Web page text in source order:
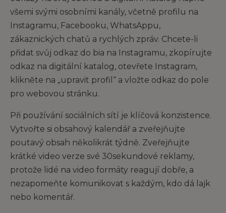
všemi svými osobními kanály, včetně profilu na
Instagramu, Facebooku, WhatsAppu,
zákaznických chatů a rychlých zpráv. Chcete-li
přidat svůj odkaz do bia na Instagramu, zkopírujte
odkaz na digitální katalog, otevřete Instagram,
klikněte na „upravit profil“ a vložte odkaz do pole
pro webovou stránku.
Při používání sociálních sítí je klíčová konzistence.
Vytvořte si obsahový kalendář a zveřejňujte
poutavý obsah několikrát týdně. Zveřejňujte
krátké video verze své 30sekundové reklamy,
protože lidé na video formáty reagují dobře, a
nezapomeňte komunikovat s každým, kdo dá lajk
nebo komentář.